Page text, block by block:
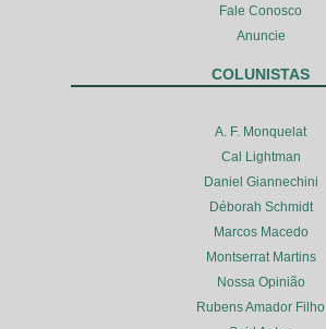
Fale Conosco
Anuncie
COLUNISTAS
A. F. Monquelat
Cal Lightman
Daniel Giannechini
Déborah Schmidt
Marcos Macedo
Montserrat Martins
Nossa Opinião
Rubens Amador Filho